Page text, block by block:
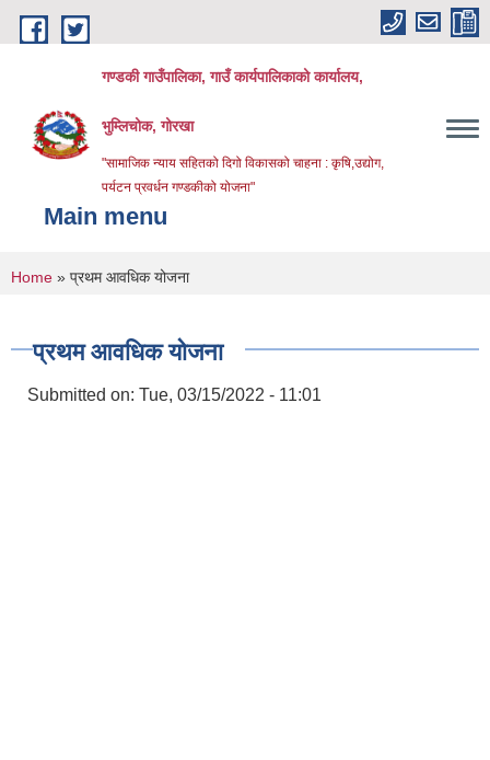
Skip to main content
गण्डकी गाउँपालिका, गाउँ कार्यपालिकाको कार्यालय,
भुम्लिचोक, गोरखा
"सामाजिक न्याय सहितको दिगो विकासको चाहना : कृषि,उद्योग,
पर्यटन प्रवर्धन गण्डकीको योजना"
Main menu
You are here
Home » प्रथम आवधिक योजना
प्रथम आवधिक योजना
Submitted on: Tue, 03/15/2022 - 11:01